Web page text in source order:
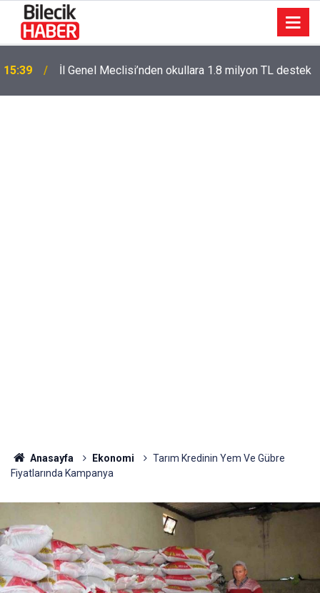
15:39 İl Genel Meclisi’nden okullara 1.8 milyon TL destek
Anasayfa Ekonomi
Tarım Kredinin Yem Ve Gübre
Fiyatlarında Kampanya